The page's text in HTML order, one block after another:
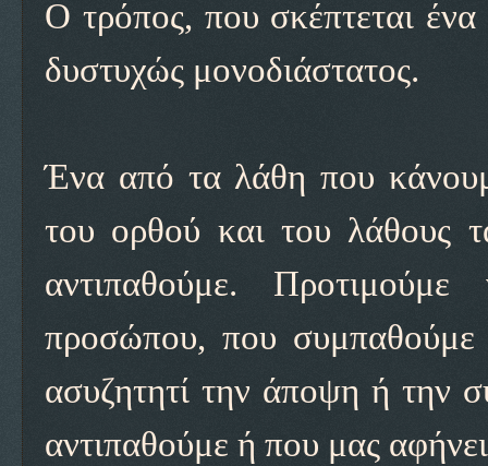
Ο τρόπος, που σκέπτεται
δυστυχώς μονοδιάστατος.
Ένα από τα λάθη που
του ορθού και του λάθους
αντιπαθούμε.
προσώπου, που συμπαθούμε
ασυζητητί την άποψη ή την
αντιπαθούμε ή που μας